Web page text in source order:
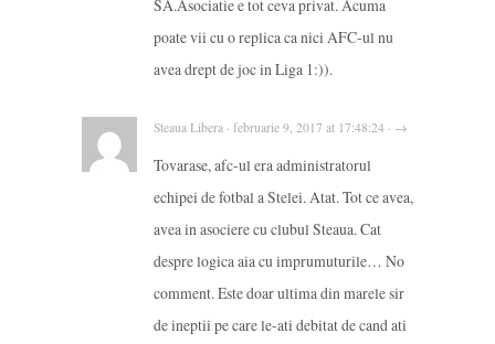
SA.Asociatie e tot ceva privat. Acuma
poate vii cu o replica ca nici AFC-ul nu
avea drept de joc in Liga 1:)).
Steaua Libera · februarie 9, 2017 at 17:48:24 · →
Tovarase, afc-ul era administratorul
echipei de fotbal a Stelei. Atat. Tot ce avea,
avea in asociere cu clubul Steaua. Cat
despre logica aia cu imprumuturile… No
comment. Este doar ultima din marele sir
de ineptii pe care le-ati debitat de cand ati